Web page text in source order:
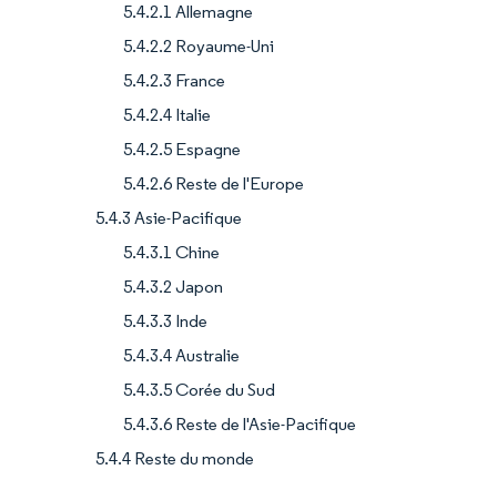
5.4.2.1 Allemagne
5.4.2.2 Royaume-Uni
5.4.2.3 France
5.4.2.4 Italie
5.4.2.5 Espagne
5.4.2.6 Reste de l'Europe
5.4.3 Asie-Pacifique
5.4.3.1 Chine
5.4.3.2 Japon
5.4.3.3 Inde
5.4.3.4 Australie
5.4.3.5 Corée du Sud
5.4.3.6 Reste de l'Asie-Pacifique
5.4.4 Reste du monde